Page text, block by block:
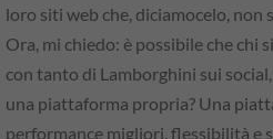
loro siti web che, diciamocelo,
Ora, mi chiedo: è possibile che chi
con tanto di Lamborghini sui
una piattaforma propria? Una
performance migliori, flessibilità e